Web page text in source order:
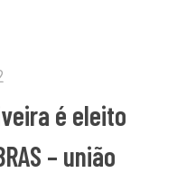
é eleito
– união